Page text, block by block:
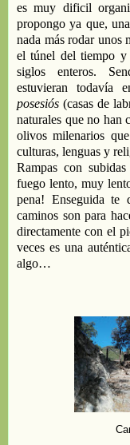
es muy dificil
propongo ya que,
nada más rodar unos
el túnel del tiempo y
siglos enteros. S
estuvieran todavía
posesiós (casas de
naturales que no han
olivos milenarios
culturas, lenguas y
Rampas con s
fuego lento, muy
pena! Enseguida te
caminos son para
directamentecon el
veces es una
algo…